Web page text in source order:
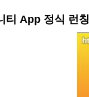
티 App 정식 런칭